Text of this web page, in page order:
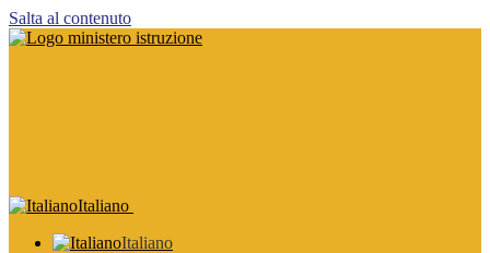
Salta al contenuto
Italiano
Italiano